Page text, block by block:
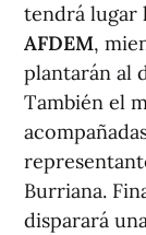
tendrá lugar
AFDEM,
plantarán al
También el
Burriana.
disparará